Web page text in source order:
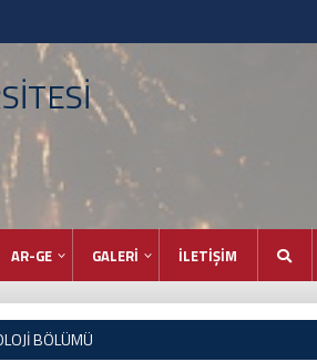
AR-GE GALERİ İLETİŞİM
BÖLÜMÜ